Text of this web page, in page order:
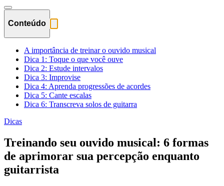
Conteúdo
A importância de treinar o ouvido musical
Dica 1: Toque o que você ouve
Dica 2: Estude intervalos
Dica 3: Improvise
Dica 4: Aprenda progressões de acordes
Dica 5: Cante escalas
Dica 6: Transcreva solos de guitarra
Dicas
Treinando seu ouvido musical: 6 formas
de aprimorar sua percepção enquanto
guitarrista